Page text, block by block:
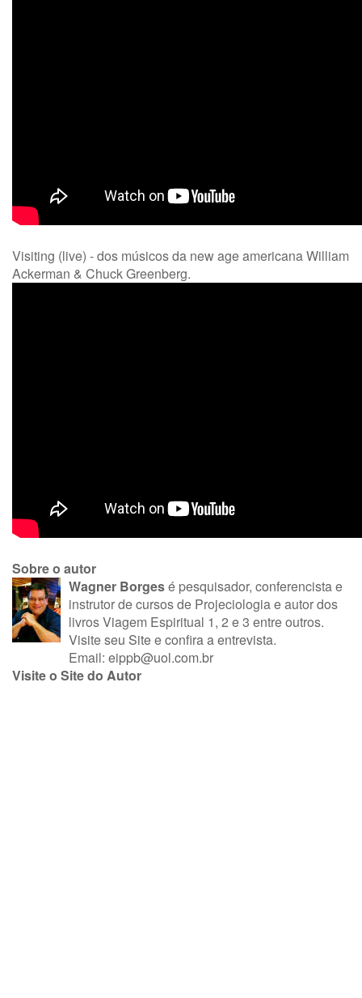
Visiting (live) - dos músicos da new age americana William
Ackerman & Chuck Greenberg.
Sobre o autor
Wagner Borgesé pesquisador, conferencista e
instrutor de cursos de Projeciologia e autor dos
livros Viagem Espiritual 1, 2 e 3 entre outros.
Visite seu Siteeconfira a entrevista.
Email: eippb@uol.com.br
Visite o Site do Autor